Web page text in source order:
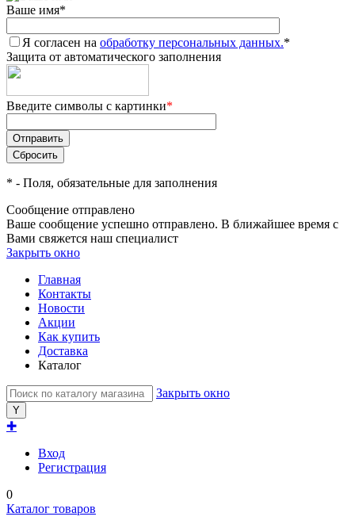
Ваше имя*
Я согласен на обработку персональных данных.*
Защита от автоматического заполнения
Введите символы с картинки*
* - Поля, обязательные для заполнения
Сообщение отправлено
Ваше сообщение успешно отправлено. В ближайшее время с
Вами свяжется наш специалист
Закрыть окно
Главная
Контакты
Новости
Акции
Как купить
Доставка
Каталог
Закрыть окно
✚
Вход
Регистрация
0
Каталог товаров